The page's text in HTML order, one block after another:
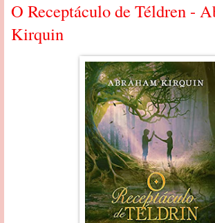
O Receptáculo de Téldren -
Kirquin